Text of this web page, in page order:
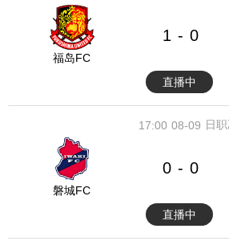
福岛FC
1 - 0
直播中
08-09
17:00 日
磐城FC
0 - 0
直播中